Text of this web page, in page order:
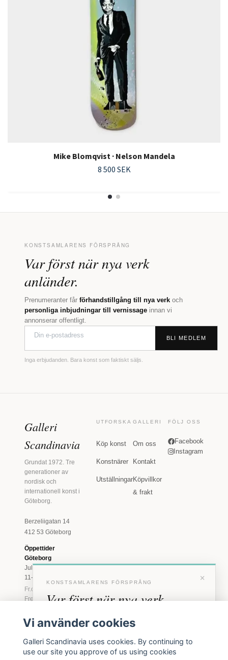
Mike Blomqvist · Nelson Mandela
8 500 SEK
KONSTSAMLARENS FÖRSPRÅNG
Var först när nya verk
anländer.
Prenumeranter får förhandstillgång till nya verk och
personliga inbjudningar till vernissage innan vi
annonserar offentligt.
BLI MEDLEM
Inga erbjudanden. Bara konst som faktiskt säljs.
Galleri
Scandinavia
Grundat 1972. Tre
generationer av
nordisk och
internationell konst i
Göteborg.
Berzeliigatan 14
412 53 Göteborg
Öppettider
Göteborg
Juli: Tis 11-18 · Lör
11-16
Fr.o.m. augusti: Tis-
Fre 11-18 · Lör 11-
Marstrand
2026
Tis-Fre 11-18 ·
UTFORSKA
Köp konst
Konstnärer
Utställningar
GALLERI
Om oss
Kontakt
Köpvillkor
& frakt
FÖLJ OSS
Facebook
Instagram
×
KONSTSAMLARENS FÖRSPRÅNG
Var först när nya verk
anländer
inbjudningar till vernissage, innan vi annonserar
offentligt.
Vi använder cookies
Galleri Scandinavia uses cookies. By continuing to
use our site you approve of us using cookies